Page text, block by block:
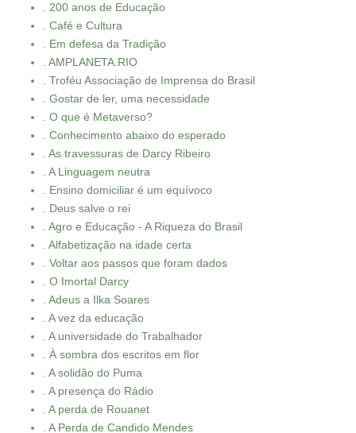
. 200 anos de Educação
. Café e Cultura
. Em defesa da Tradição
. AMPLANETA.RIO
. Troféu Associação de Imprensa do Brasil
. Gostar de ler, uma necessidade
. O que é Metaverso?
. Conhecimento abaixo do esperado
. As travessuras de Darcy Ribeiro
. A Linguagem neutra
. Ensino domiciliar é um equívoco
. Deus salve o rei
. Agro e Educação - A Riqueza do Brasil
. Alfabetização na idade certa
. Voltar aos passos que foram dados
. O Imortal Darcy
. Adeus a Ilka Soares
. A vez da educação
. A universidade do Trabalhador
. À sombra dos escritos em flor
. A solidão do Puma
. A presença do Rádio
. A perda de Rouanet
. A Perda de Candido Mendes